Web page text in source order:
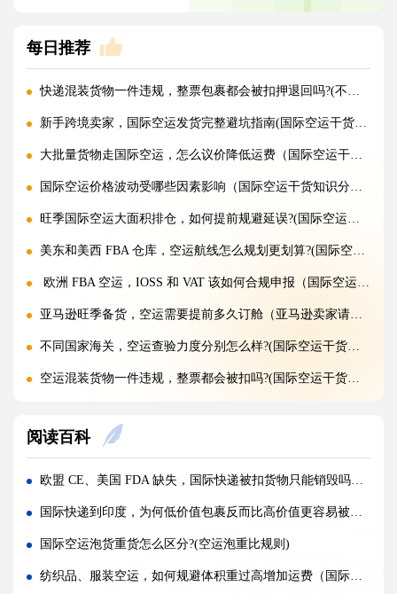
每日推荐
快递混装货物一件违规，整票包裹都会被扣押退回吗?(不清楚的外贸人看过来)
新手跨境卖家，国际空运发货完整避坑指南(国际空运干货知识分享)
大批量货物走国际空运，怎么议价降低运费（国际空运干货知识分享）
国际空运价格波动受哪些因素影响（国际空运干货知识分享）
旺季国际空运大面积排仓，如何提前规避延误?(国际空运干货知识分享)
美东和美西 FBA 仓库，空运航线怎么规划更划算?(国际空运干货知识分享)
欧洲 FBA 空运，IOSS 和 VAT 该如何合规申报（国际空运干货知识分享）
亚马逊旺季备货，空运需要提前多久订舱（亚马逊卖家请注意）
不同国家海关，空运查验力度分别怎么样?(国际空运干货知识分享)
空运混装货物一件违规，整票都会被扣吗?(国际空运干货知识分享)
空运品名申报错误，会面临哪些罚款与处罚?(国际空运干货知识分享)
国际空运货物被扣，最快多久可以清关放行?(国际空运干货知识分享)
国际空运计费重与实际重、体积重怎么换算（国际空运干货知识分享）
普通货物走国际空运最低多少公斤起运（不清楚的外贸人看过来）
国际空运和国际快递到底有哪些核心区别（国际物流干货知识分享）
阅读百科
欧盟 CE、美国 FDA 缺失，国际快递被扣货物只能销毁吗（不清楚的外贸人看过来）
国际快递到印度，为何低价值包裹反而比高价值更容易被扣（跨境定时卖家请注意）
国际空运泡货重货怎么区分?(空运泡重比规则)
纺织品、服装空运，如何规避体积重过高增加运费（国际空运干货知识分享）